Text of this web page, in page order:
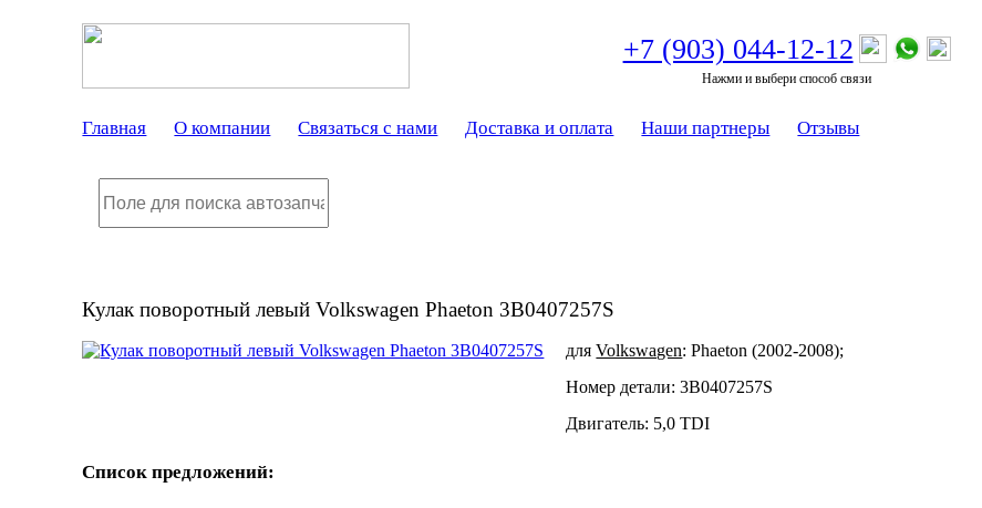
+7 (903) 044-12-12
Нажми и выбери способ связи
Главная О компании Связаться с нами Доставка и оплата Наши партнеры Отзывы
Кулак поворотный левый Volkswagen Phaeton 3B0407257S
дляVolkswagen:Phaeton (2002-2008);
Номер детали:3B0407257S
Двигатель: 5,0 TDI
Список предложений: